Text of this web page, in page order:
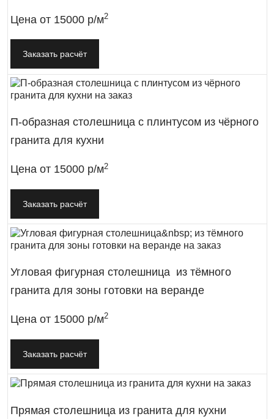
Цена от 15000 р/м2
Заказать расчёт
П-образная столешница с плинтусом из чёрного
гранита для кухни
Цена от 15000 р/м2
Заказать расчёт
Угловая фигурная столешница из тёмного
гранита для зоны готовки на веранде
Цена от 15000 р/м2
Заказать расчёт
Прямая столешница из гранита для кухни